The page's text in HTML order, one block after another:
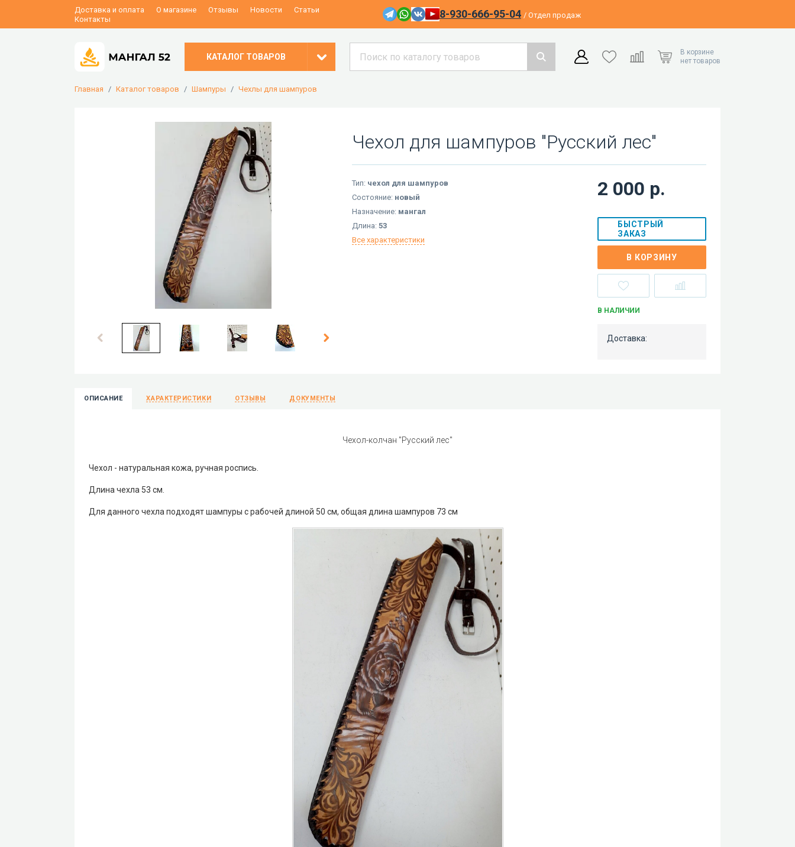
Доставка и оплата О магазине Отзывы Новости
Статьи
Контакты
8-930-666-95-04 / Отдел продаж
КАТАЛОГ ТОВАРОВ
В корзине
нет товаров
Главная Каталог товаров Шампуры Чехлы для шампуров
Чехол для шампуров "Русский лес"
Тип: чехол для шампуров
Состояние: новый
Назначение: мангал
Длина: 53
Все характеристики
2 000 р.
БЫСТРЫЙ
ЗАКАЗ
В КОРЗИНУ
В НАЛИЧИИ
Доставка:
ОПИСАНИЕ ХАРАКТЕРИСТИКИ ОТЗЫВЫ ДОКУМЕНТЫ
Чехол-колчан "Русский лес"
Чехол - натуральная кожа, ручная роспись.
Длина чехла 53 см.
Для данного чехла подходят шампуры с рабочей длиной 50 см, общая длина шампуров 73 см